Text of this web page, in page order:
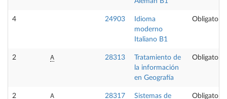
4 24903
Idioma
moderno
Italiano B1
Obligatoria
2 A 28313
Tratamiento de
la información
en Geografía
Obligatoria
2 A 28317
Sistemas de
Obligatoria